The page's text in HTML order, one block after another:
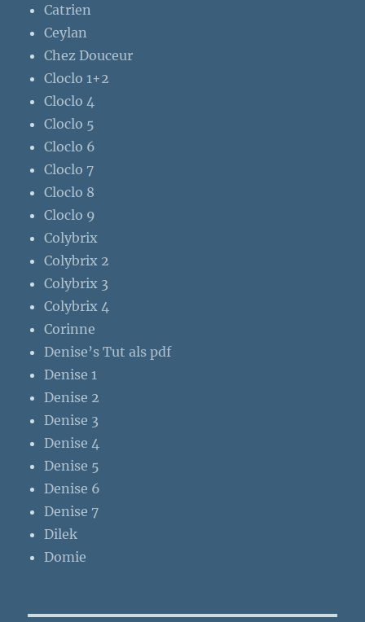
Catrien
Ceylan
Chez Douceur
Cloclo 1+2
Cloclo 4
Cloclo 5
Cloclo 6
Cloclo 7
Cloclo 8
Cloclo 9
Colybrix
Colybrix 2
Colybrix 3
Colybrix 4
Corinne
Denise’s Tut als pdf
Denise 1
Denise 2
Denise 3
Denise 4
Denise 5
Denise 6
Denise 7
Dilek
Domie